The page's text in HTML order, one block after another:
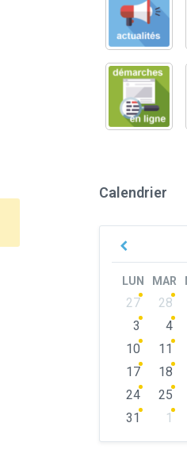
Calendrier
Previous
LUN MAR
Skip
calendar
days
27 28
3
4
10
11
17
18
24
25
31
1